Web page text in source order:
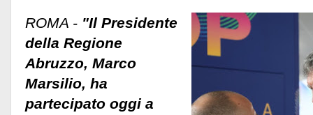
ROMA - "Il Presidente
della Regione
Abruzzo, Marco
Marsilio, ha
partecipato oggi a